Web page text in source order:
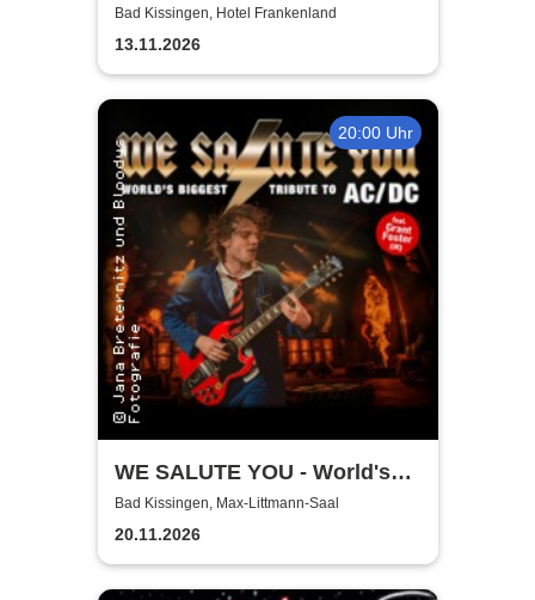
Entertainment
Bad Kissingen, Hotel Frankenland
13.11.2026
20:00 Uhr
WE SALUTE YOU - World's
biggest Tribute to AC/DC
Bad Kissingen, Max-Littmann-Saal
20.11.2026